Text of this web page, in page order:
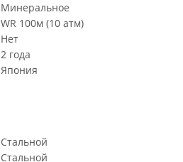
Минеральное
WR 100м (10 атм)
Нет
2 года
Япония
Стальной
Стальной